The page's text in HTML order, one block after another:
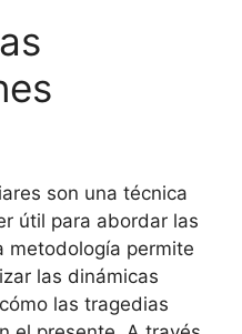
son una técnica
útil para abordar las
metodología permite
las dinámicas
las tragedias